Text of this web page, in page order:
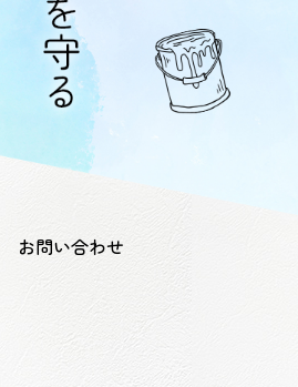
お問い合わせ